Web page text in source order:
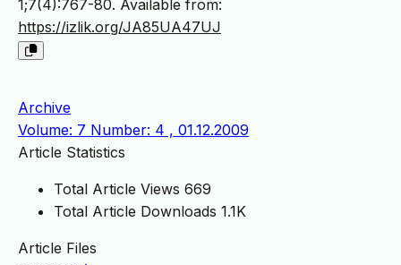
1;7(4):767-80. Available from:
https://izlik.org/JA85UA47UJ
Archive
Volume: 7 Number: 4 , 01.12.2009
Article Statistics
Total Article Views 669
Total Article Downloads 1.1K
Article Files